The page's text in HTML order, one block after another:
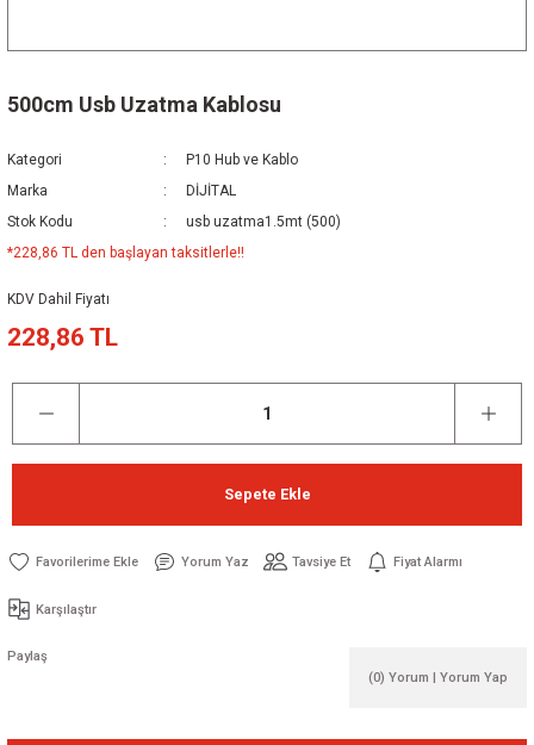
500cm Usb Uzatma Kablosu
Kategori
P10 Hub ve Kablo
Marka
DİJİTAL
Stok Kodu
usb uzatma1.5mt (500)
*228,86 TL den başlayan taksitlerle!!
KDV Dahil Fiyatı
228,86 TL
Sepete Ekle
Yorum Yaz Tavsiye Et Fiyat Alarmı
Karşılaştır
Paylaş
(0) Yorum | Yorum Yap